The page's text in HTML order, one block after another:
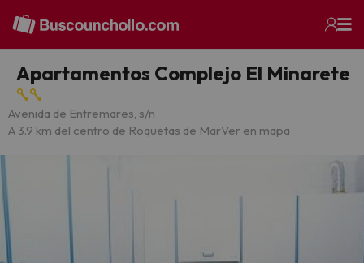
Apartamentos Complejo El Minarete
Avenida de Entremares, s/n
A 3.9 km del centro de Roquetas de MarVer en mapa